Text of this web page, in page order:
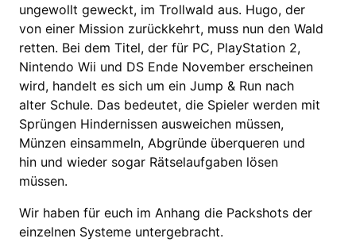
ungewollt geweckt, im Trollwald aus. Hugo, der
von einer Mission zurückkehrt, muss nun den Wald
retten. Bei dem Titel, der für PC, PlayStation 2,
Nintendo Wii und DS Ende November erscheinen
wird, handelt es sich um ein Jump & Run nach
alter Schule. Das bedeutet, die Spieler werden mit
Sprüngen Hindernissen ausweichen müssen,
Münzen einsammeln, Abgründe überqueren und
hin und wieder sogar Rätselaufgaben lösen
müssen.
Wir haben für euch im Anhang die Packshots der
einzelnen Systeme untergebracht.